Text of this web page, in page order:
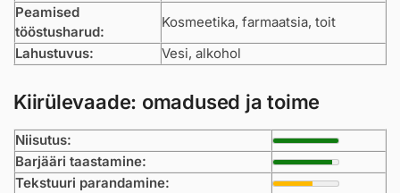
Peamised
tööstusharud:
Kosmeetika, farmaatsia, toit
Lahustuvus:
Vesi, alkohol
Kiirülevaade: omadused ja toime
Niisutus:
Barjääri taastamine:
Tekstuuri parandamine: